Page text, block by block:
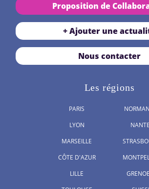
Proposition de
+ Ajouter une
Nous contacter
Les régions
PARIS
LYON
MARSEILLE
CÔTE D'AZUR
LILLE